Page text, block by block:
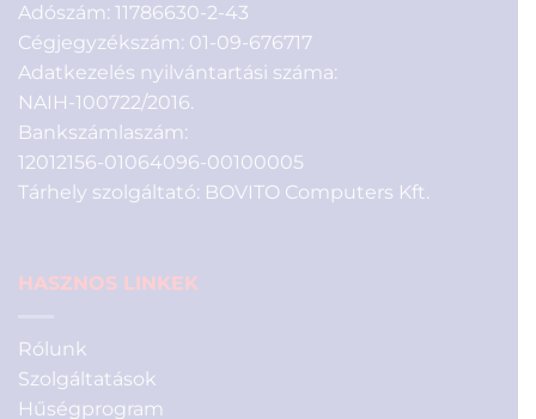
Adószám: 11786630-2-43
Cégjegyzékszám: 01-09-676717
Adatkezelés nyilvántartási száma:
NAIH-100722/2016.
Bankszámlaszám:
12012156-01064096-00100005
Tárhely szolgáltató: BOVITO Computers Kft.
HASZNOS LINKEK
Rólunk
Szolgáltatások
Hűségprogram